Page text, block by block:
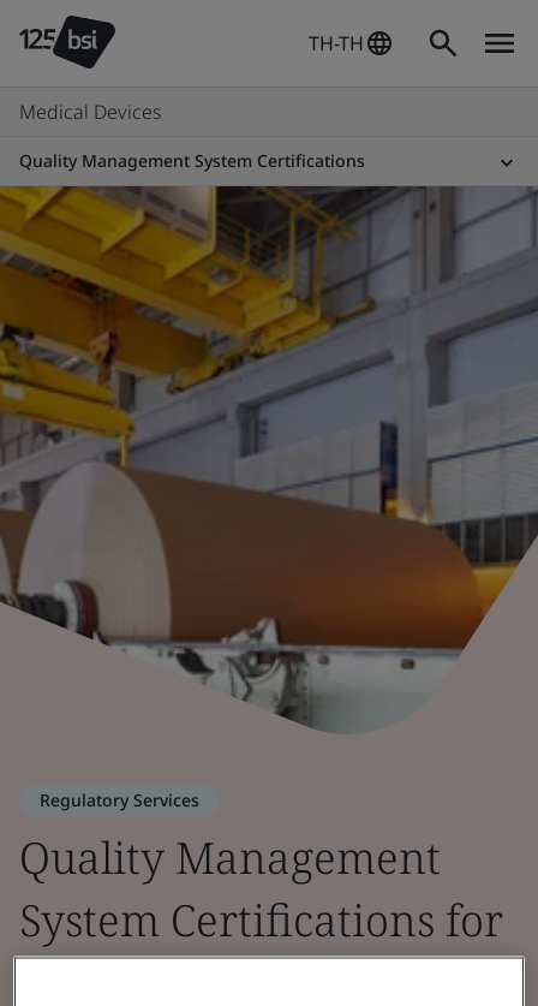
TH-TH
Medical Devices
Quality Management System Certifications
Regulatory Services
Quality Management
System Certifications for